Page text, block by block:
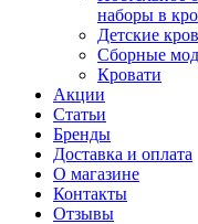
наборы в
Детские
Сборные
Кровати
Акции
Статьи
Бренды
Доставка и оплата
О магазине
Контакты
Отзывы